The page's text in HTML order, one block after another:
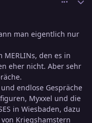
man eigentlich nur
den es in
eher nicht. Aber sehr
endlose Gespräche
Myxxel und die
in Wiesbaden, dazu
Kriegshamstern